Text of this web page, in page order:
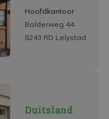
Hoofdkantoor
Bolderweg 44
8243 RD Lelystad
Duitsland